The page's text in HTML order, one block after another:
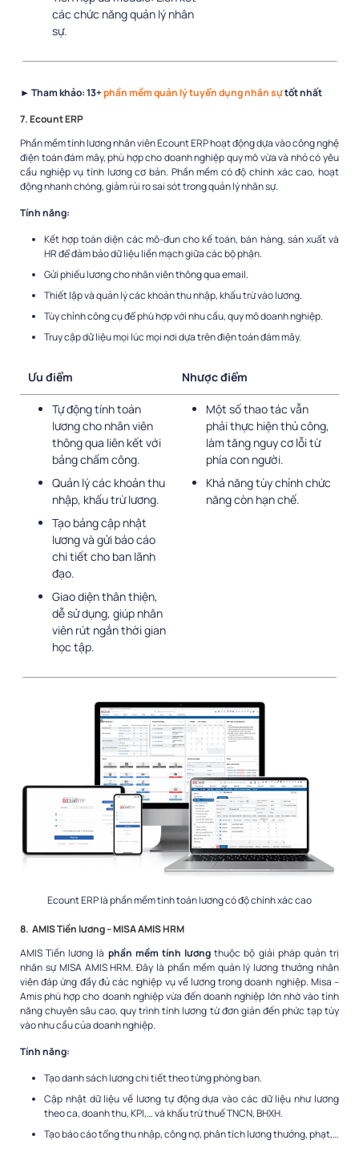
các chức năng quản lý nhân
sự.
► Tham khảo: 13+phần mềm quản lý tuyển dụng nhân sựtốt nhất
7. Ecount ERP
Phần mềm tính lương nhân viênEcount ERP hoạt động dựa vào công nghệ
điện toán đám mây, phù hợp cho doanh nghiệp quy mô vừa và nhỏ có yêu
cầu nghiệp vụ tính lương cơ bản. Phần mềm có độ chính xác cao, hoạt
động nhanh chóng, giảm rủi ro sai sót trong quản lý nhân sự.
Tính năng:
Kết hợp toàn diện các mô-đun cho kế toán, bán hàng, sản xuất và
HR để đảm bảo dữ liệu liền mạch giữa các bộ phận.
Gửi phiếu lương cho nhân viên thông qua email.
Thiết lập và quản lý các khoản thu nhập, khấu trừ vào lương.
Tùy chỉnh công cụ để phù hợp với nhu cầu, quy mô doanh nghiệp.
Truy cập dữ liệu mọi lúc mọi nơi dựa trên điện toán đám mây.
Ưu điểm Nhược điểm
Tự động tính toán
lương cho nhân viên
thông qua liên kết với
bảng chấm công.
Quản lý các khoản thu
nhập, khấu trừ lương.
Tạo bảng cập nhật
lương và gửi báo cáo
chi tiết cho ban lãnh
đạo.
Giao diện thân thiện,
dễ sử dụng, giúp nhân
viên rút ngắn thời gian
học tập.
Một số thao tác vẫn
phải thực hiện thủ công,
làm tăng nguy cơ lỗi từ
phía con người.
Khả năng tùy chỉnh chức
năng còn hạn chế.
Ecount ERP là phần mềm tính toán lương có độ chính xác cao
8. AMIS Tiền lương – MISA AMIS HRM
AMIS Tiền lương là phần mềm tính lươngthuộc bộ giải pháp quản trị
nhân sự MISA AMIS HRM. Đây là phần mềm quản lý lương thưởng nhân
viên đáp ứng đầy đủ các nghiệp vụ về lương trong doanh nghiệp. Misa –
Amis phù hợp cho doanh nghiệp vừa đến doanh nghiệp lớn nhờ vào tính
năng chuyên sâu cao, quy trình tính lương từ đơn giản đến phức tạp tùy
vào nhu cầu của doanh nghiệp.
Tính năng:
Tạo danh sách lương chi tiết theo từng phòng ban.
Cập nhật dữ liệu về lương tự động dựa vào các dữ liệu như lương
theo ca, doanh thu, KPI,… và khấu trừ thuế TNCN, BHXH.
Tạo báo cáo tổng thu nhập, công nợ, phân tích lương thưởng, phạt,…